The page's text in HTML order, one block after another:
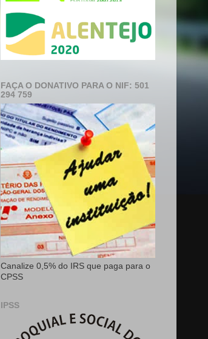
FAÇA O DONATIVO PARA O NIF: 501
294 759
Canalize 0,5% do IRS que paga para o
CPSS
IPSS